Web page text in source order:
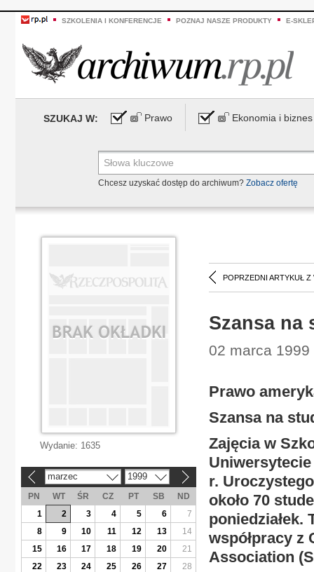
SZKOLENIA I KONFERENCJE POZNAJ NASZE PRODUKTY E-
SZUKAJ W: Prawo Ekonomia i biznes
Chcesz uzyskać dostęp do archiwum? Zobacz ofertę
POPRZEDNI ARTYKUŁ Z
Szansa na
02 marca 1999
Prawo
Szansa na
Zajęcia w
r.
około 70
poniedziałek.
współpracy z
Association
Wydanie: 1635
marzec 1999
PN WT ŚR CZ PT SB
ND
1
2 3 4 5 6
7
8
9 10 11 12 13
14
15
16 17 18 19 20
21
22
23 24 25 26 27
28